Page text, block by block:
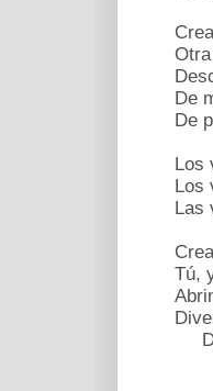
Otra
De
De
Los
Los
Las
Tú,